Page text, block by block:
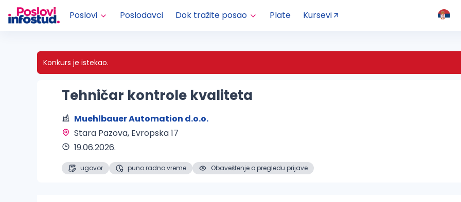
Poslovi Poslodavci Dok tražite posao Plate Kursevi
Konkurs je istekao.
Tehničar kontrole kvaliteta
Muehlbauer Automation d.o.o.
Stara Pazova, Evropska 17
19.06.2026.
ugovor puno radno vreme Obaveštenje o pregledu prijave